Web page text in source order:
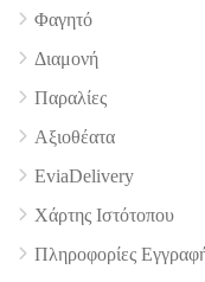
Φαγητό
Διαμονή
Παραλίες
Αξιοθέατα
EviaDelivery
Χάρτης Ιστότοπου
Πληροφορίες